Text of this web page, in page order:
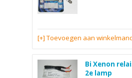
[+] Toevoegen aan
Bi Xenon
2e lamp